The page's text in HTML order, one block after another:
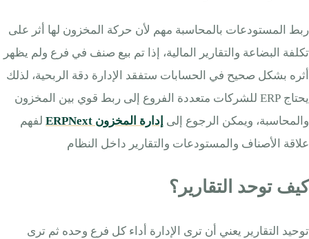
ربط المستودعات بالمحاسبة مهم لأن حركة المخزون لها أثر على
تكلفة البضاعة والتقارير المالية، إذا تم بيع صنف في فرع ولم يظهر
أثره بشكل صحيح في الحسابات ستفقد الإدارة دقة الربحية، لذلك
يحتاج ERP للشركات متعددة الفروع إلى ربط قوي بين المخزون
والمحاسبة، ويمكن الرجوع إلى إدارة المخزون ERPNext
لفهم
علاقة الأصناف والمستودعات والتقارير داخل النظام
كيف توحد التقارير؟
توحيد التقارير يعني أن ترى الإدارة أداء كل فرع وحده ثم ترى